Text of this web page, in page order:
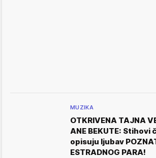
MUZIKA
OTKRIVENA TAJNA
ANE BEKUTE: Stihovi
opisuju ljubav
ESTRADNOG PARA!